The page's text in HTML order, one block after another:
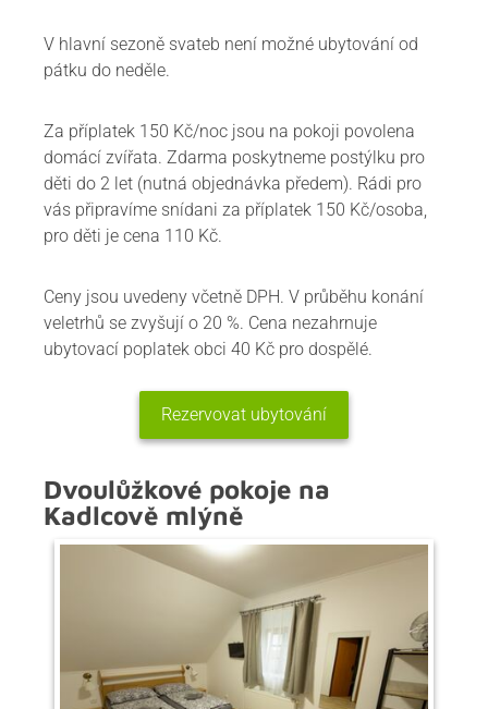
V hlavní sezoně svateb není možné ubytování od
pátku do neděle.
Za příplatek 150 Kč/noc jsou na pokoji povolena
domácí zvířata. Zdarma poskytneme postýlku pro
děti do 2 let (nutná objednávka předem). Rádi pro
vás připravíme snídani za příplatek 150 Kč/osoba,
pro děti je cena 110 Kč.
Ceny jsou uvedeny včetně DPH. V průběhu konání
veletrhů se zvyšují o 20 %. Cena nezahrnuje
ubytovací poplatek obci 40 Kč pro dospělé.
Rezervovat ubytování
Dvoulůžkové pokoje na
Kadlcově mlýně